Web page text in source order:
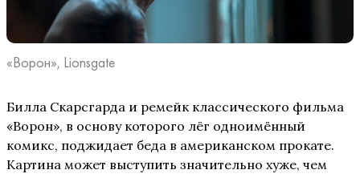
«Ворон», Lionsgate
Билла Скарсгарда и ремейк классического фильма
«Ворон», в основу которого лёг одноимённый
комикс, поджидает беда в американском прокате.
Картина может выступить значительно хуже, чем